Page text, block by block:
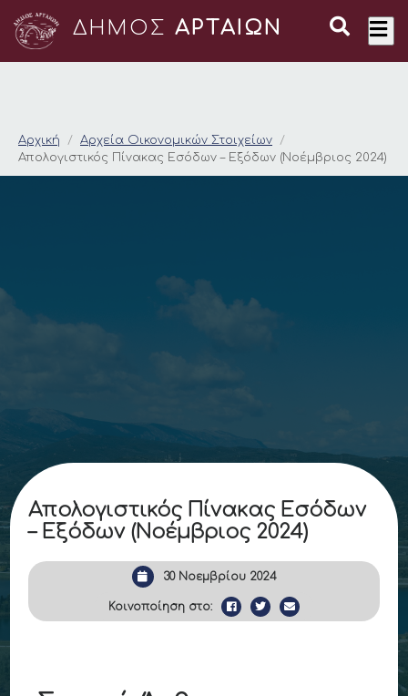
ΔΗΜΟΣ ΑΡΤΑΙΩΝ
Απολογιστικός
Αρχική
Αρχεία Οικονομικών Στοιχείων
Απολογιστικός Πίνακας Εσόδων – Εξόδων (Νοέμβριος 2024)
Απολογιστικός Πίνακας Εσόδων
– Εξόδων (Νοέμβριος 2024)
30 Νοεμβρίου 2024
Κοινοποίηση στο: